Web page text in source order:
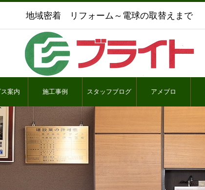
地域密着 リフォーム～電球の取替えまで
案内 施工事例 スタッフブログ アメブロ